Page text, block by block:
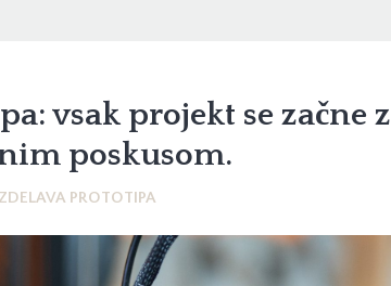
vsak projekt se začne z
poskusom.
PROTOTIPA